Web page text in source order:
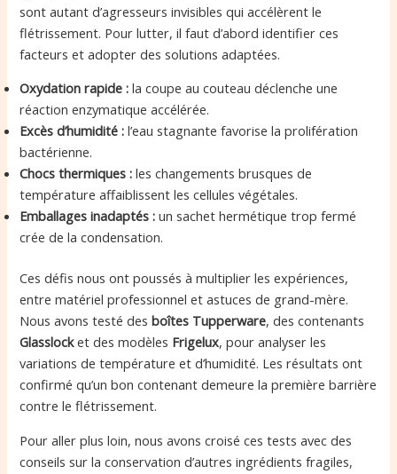
sont autant d’agresseurs invisibles qui accélèrent le
flétrissement. Pour lutter, il faut d’abord identifier ces
facteurs et adopter des solutions adaptées.
Oxydation rapide : la coupe au couteau déclenche une
réaction enzymatique accélérée.
Excès d’humidité : l’eau stagnante favorise la prolifération
bactérienne.
Chocs thermiques : les changements brusques de
température affaiblissent les cellules végétales.
Emballages inadaptés : un sachet hermétique trop fermé
crée de la condensation.
Ces défis nous ont poussés à multiplier les expériences,
entre matériel professionnel et astuces de grand-mère.
Nous avons testé desboîtes Tupperware, des contenants
Glasslocket des modèles Frigelux, pour analyser les
variations de température et d’humidité. Les résultats ont
confirmé qu’un bon contenant demeure la première barrière
contre le flétrissement.
Pour aller plus loin, nous avons croisé ces tests avec des
conseils sur la conservation d’autres ingrédients fragiles,